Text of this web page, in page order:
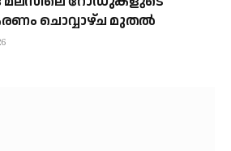
ചൊവ്വാഴ്ച മുതല്‍